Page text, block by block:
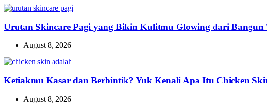
Urutan Skincare Pagi yang Bikin Kulitmu Glowing dari Bangun
August 8, 2026
Ketiakmu Kasar dan Berbintik? Yuk Kenali Apa Itu Chicken
August 8, 2026